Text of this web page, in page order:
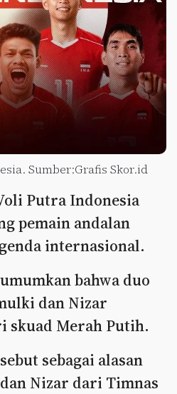
Sumber:Grafis Skor.id
Putra Indonesia
pemain andalan
internasional.
bahwa duo
dan Nizar
skuad Merah Putih.
sebagai alasan
Nizar dari Timnas